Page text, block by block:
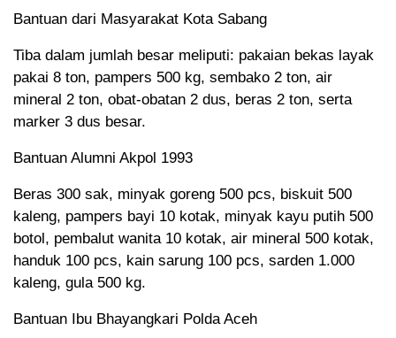
Bantuan dari Masyarakat Kota Sabang
Tiba dalam jumlah besar meliputi: pakaian bekas layak
pakai 8 ton, pampers 500 kg, sembako 2 ton, air
mineral 2 ton, obat-obatan 2 dus, beras 2 ton, serta
marker 3 dus besar.
Bantuan Alumni Akpol 1993
Beras 300 sak, minyak goreng 500 pcs, biskuit 500
kaleng, pampers bayi 10 kotak, minyak kayu putih 500
botol, pembalut wanita 10 kotak, air mineral 500 kotak,
handuk 100 pcs, kain sarung 100 pcs, sarden 1.000
kaleng, gula 500 kg.
Bantuan Ibu Bhayangkari Polda Aceh